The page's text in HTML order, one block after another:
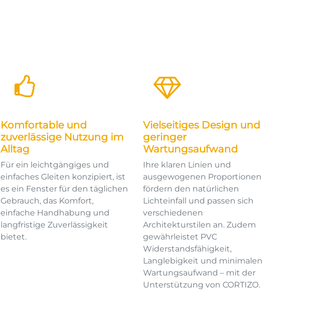
Komfortable und
zuverlässige Nutzung im
Alltag
Für ein leichtgängiges und
einfaches Gleiten konzipiert, ist
es ein Fenster für den täglichen
Gebrauch, das Komfort,
einfache Handhabung und
langfristige Zuverlässigkeit
bietet.
Vielseitiges Design und
geringer
Wartungsaufwand
Ihre klaren Linien und
ausgewogenen Proportionen
fördern den natürlichen
Lichteinfall und passen sich
verschiedenen
Architekturstilen an. Zudem
gewährleistet PVC
Widerstandsfähigkeit,
Langlebigkeit und minimalen
Wartungsaufwand – mit der
Unterstützung von CORTIZO.